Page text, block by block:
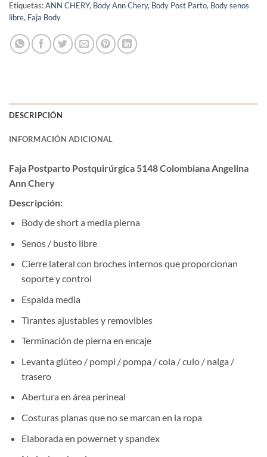
Etiquetas:ANN CHERY, Body Ann Chery, Body Post Parto, Body senos
libre, Faja Body
DESCRIPCIÓN
INFORMACIÓN ADICIONAL
Faja Postparto Postquirúrgica 5148 Colombiana Angelina
Ann Chery
Descripción:
Body de short a media pierna
Senos / busto libre
Cierre lateral con broches internos que proporcionan
soporte y control
Espalda media
Tirantes ajustables y removibles
Terminación de pierna en encaje
Levanta glúteo / pompi / pompa / cola / culo / nalga /
trasero
Abertura en área perineal
Costuras planas que no se marcan en la ropa
Elaborada en powernet y spandex